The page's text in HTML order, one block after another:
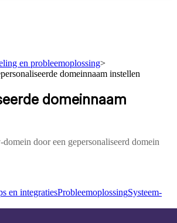
en probleemoplossing>
domeinnaam instellen
domeinnaam
door een gepersonaliseerd domein
en integratiesProbleemoplossingSysteem-